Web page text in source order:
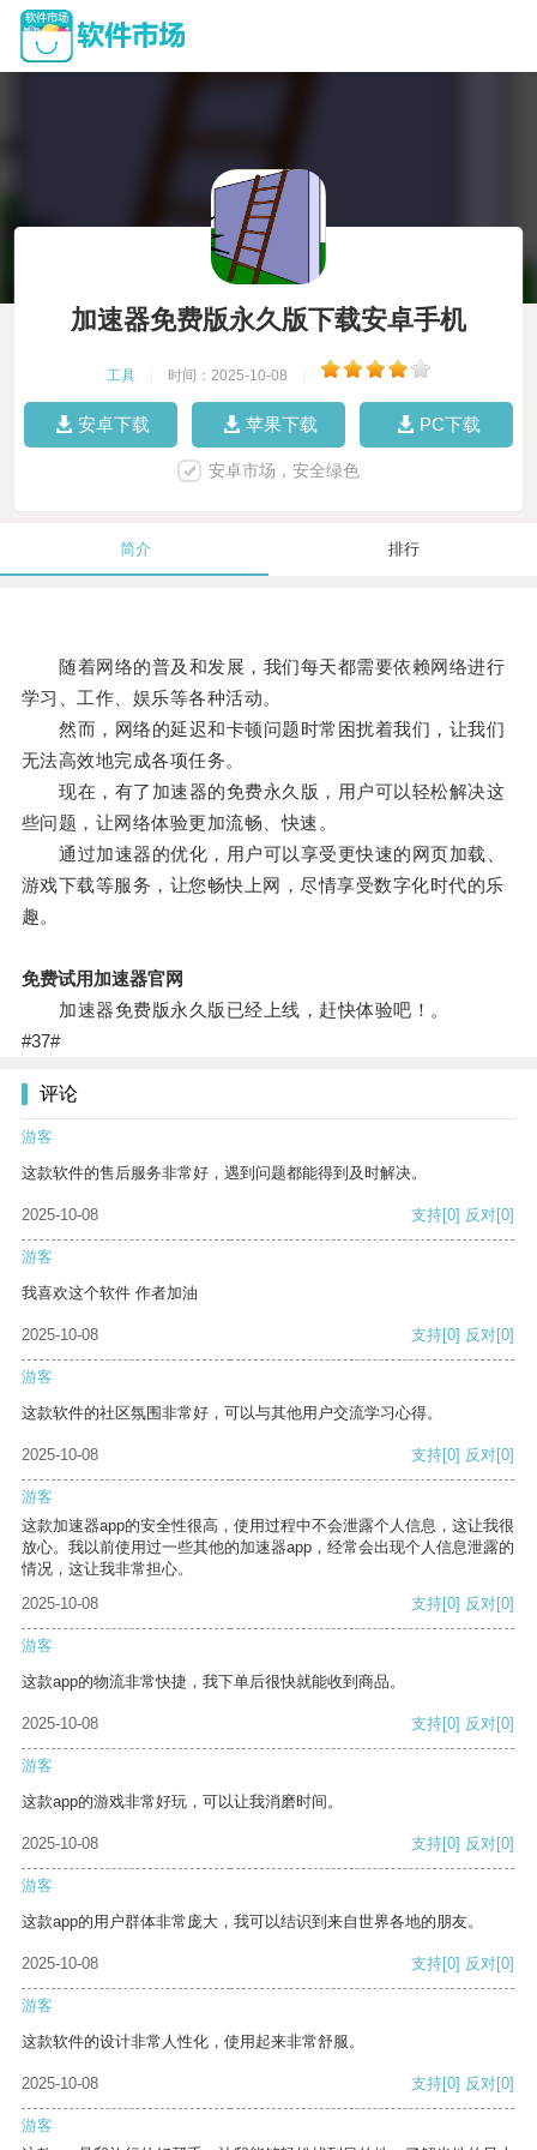
加速器免费版永久版下载安卓手机
工具 时间：2025-10-08
安卓下载 苹果下载 PC下载
安卓市场，安全绿色
简介 排行
随着网络的普及和发展，我们每天都需要依赖网络进行
学习、工作、娱乐等各种活动。
然而，网络的延迟和卡顿问题时常困扰着我们，让我们
无法高效地完成各项任务。
现在，有了加速器的免费永久版，用户可以轻松解决这
些问题，让网络体验更加流畅、快速。
通过加速器的优化，用户可以享受更快速的网页加载、
游戏下载等服务，让您畅快上网，尽情享受数字化时代的乐
趣。
免费试用加速器官网
加速器免费版永久版已经上线，赶快体验吧！。
#37#
评论
游客
这款软件的售后服务非常好，遇到问题都能得到及时解决。
2025-10-08 支持[0] 反对[0]
游客
我喜欢这个软件 作者加油
2025-10-08 支持[0] 反对[0]
游客
这款软件的社区氛围非常好，可以与其他用户交流学习心得。
2025-10-08 支持[0] 反对[0]
游客
这款加速器app的安全性很高，使用过程中不会泄露个人信息，这让我很
放心。我以前使用过一些其他的加速器app，经常会出现个人信息泄露的
情况，这让我非常担心。
2025-10-08
支持[0] 反对[0]
游客
这款app的物流非常快捷，我下单后很快就能收到商品。
2025-10-08 支持[0] 反对[0]
游客
这款app的游戏非常好玩，可以让我消磨时间。
2025-10-08 支持[0] 反对[0]
游客
这款app的用户群体非常庞大，我可以结识到来自世界各地的朋友。
2025-10-08 支持[0] 反对[0]
游客
这款软件的设计非常人性化，使用起来非常舒服。
2025-10-08 支持[0] 反对[0]
游客